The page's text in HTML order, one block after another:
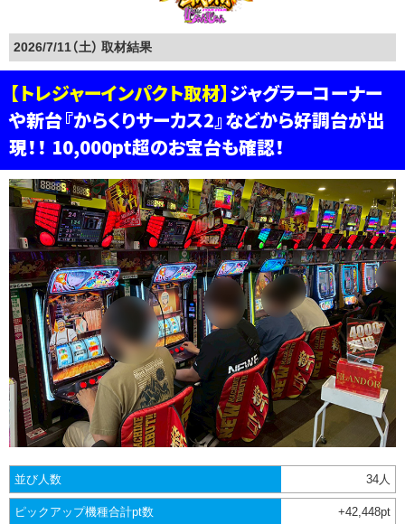
2026/7/11（土）
【トレジャーインパクト取材】ジャグラーコーナー
や新台『からくりサーカス2』などから好調台が出
現！！ 10,000pt超のお宝台も確認！
並び人数 34人
ピックアップ機種合計pt数 +42,448pt